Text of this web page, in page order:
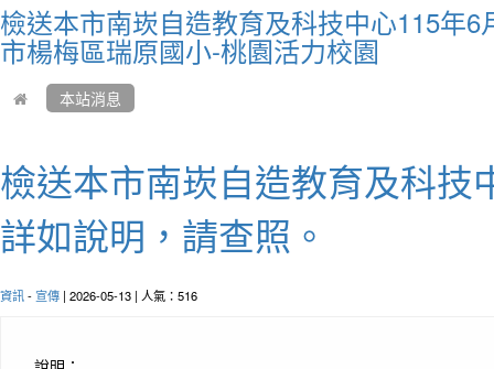
檢送本市南崁自造教育及科技中心115年
市楊梅區瑞原國小-桃園活力校園
本站消息
檢送本市南崁自造教育及科
詳如說明，請查照。
資訊- 宣傳 | 2026-05-13 | 人氣：516